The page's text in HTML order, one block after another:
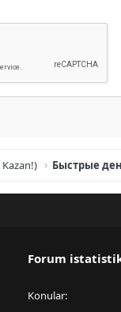
Быстрые
Forum
Konular